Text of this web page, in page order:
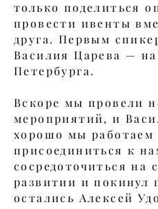
только поделиться
провести ивенты
друга. Первым
Василия Царева —
Петербурга.
Вскоре мы провели
мероприятий, и
хорошо мы работаем
присоединиться к
сосредоточиться на
развитии и покинул
остались Алексей